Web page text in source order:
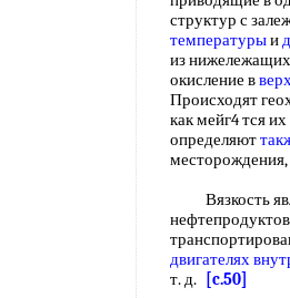
структур с
температурыи
из нижележащих
окисление в
Происходят
как мейг4 тся их
определяют
месторождения,
Вязкость
двигателях
т. д.
[c.50]